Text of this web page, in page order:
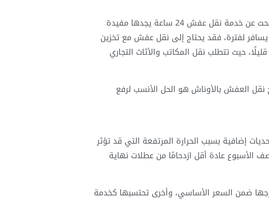
بالإضافة إلى النقل الأساسي، هناك خدمات مكملة قد تحتاجها حسب ظروف كل عميل. من يبحث عن خدمة نقل عفش 24 ساعة يجدها مفيدة
يسافر لفترة، فقد يحتاج إلى نقل عفش مع تخزين
حيث تتطلب نقل المكاتب والأثاث التجاري
العفش بالأوناش هو الحل الأنسب لرفع
إضافية بسبب الحرارة المرتفعة التي قد تؤثر
الأسبوع عادة أقل ازدحامًا من عطلات نهاية
ضمن السعر الأساسي، وأخرى تحتسبها كخدمة